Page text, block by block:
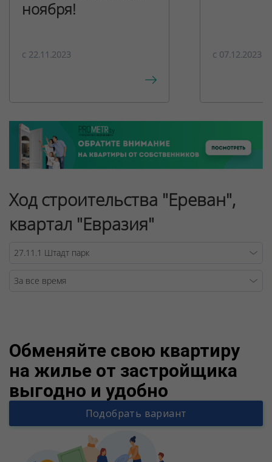
ноября!
c 22.11.2023 c 07.12.2023
Ход строительства "Ереван",
квартал "Евразия"
Обменяйте свою квартиру
на жилье от застройщика
выгодно и удобно
Подобрать вариант